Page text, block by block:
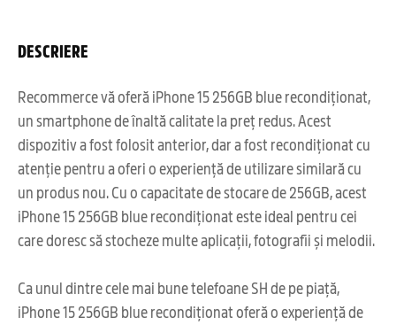
DESCRIERE
Recommerce vă oferă iPhone 15 256GB blue recondiționat,
un smartphone de înaltă calitate la preț redus. Acest
dispozitiv a fost folosit anterior, dar a fost recondiționat cu
atenție pentru a oferi o experiență de utilizare similară cu
un produs nou. Cu o capacitate de stocare de 256GB, acest
iPhone 15 256GB blue recondiționat este ideal pentru cei
care doresc să stocheze multe aplicații, fotografii și melodii.
Ca unul dintre cele mai bune telefoane SH de pe piață,
iPhone 15 256GB blue recondiționat oferă o experiență de